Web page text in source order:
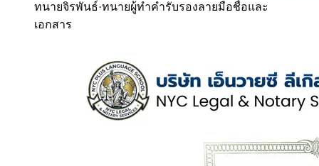
ทนายจิรพันธ์·ทนายผู้ทำคำรับรองลายมือชื่อและ
เอกสาร